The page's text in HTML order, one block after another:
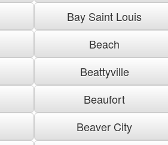
Bay Saint Louis
Beach
Beattyville
Beaufort
Beaver City